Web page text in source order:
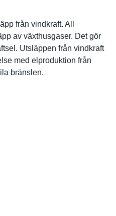
från vindkraft. All
av växthusgas­er. Det gör
Utsläppen från vindkraft
med elprodukti­on från
bränslen.